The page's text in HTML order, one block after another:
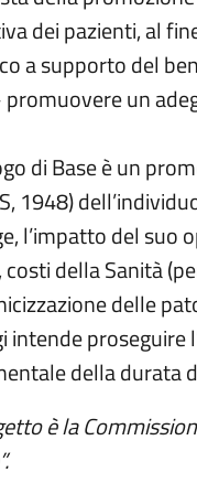
dei pazienti, al
a supporto del
un
di Base è un
1948)
l’impatto del suo
della Sanità
delle
intende
della durata
è la